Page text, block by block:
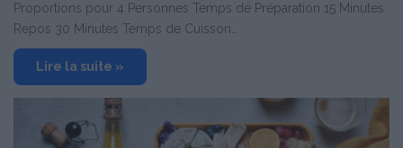
Proportions pour 4 Personnes Temps de Préparation 15 Minutes
Repos 30 Minutes Temps de Cuisson…
Lire la suite »